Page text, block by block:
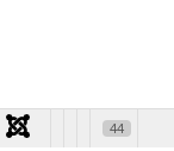
44